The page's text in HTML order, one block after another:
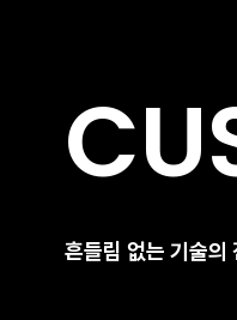
흔들림 없는 기술의